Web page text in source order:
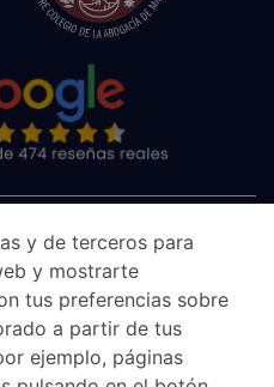
y de terceros para
y mostrarte
tus preferencias sobre
a partir de tus
ejemplo, páginas